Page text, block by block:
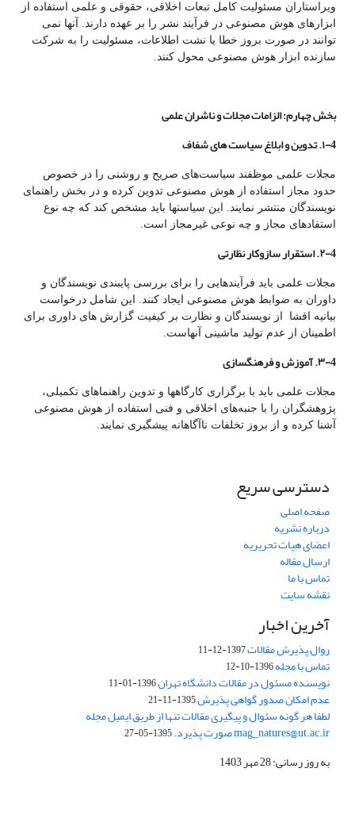
ویراستاران مسئولیت کامل تبعات اخلاقی، حقوقی و علمی استفاده از
ابزارهای هوش مصنوعی در فرآیند نشر را بر عهده دارند. آنها نمی
توانند در صورت بروز خطا یا نشت اطلاعات، مسئولیت را به شرکت
سازنده ابزار هوش مصنوعی محول کنند.
بخش چهارم: الزامات مجلات و ناشران علمی
4-١. تدوین و ابلاغ سیاست
های شفاف
مجلات علمی موظفند سیاست‌های صریح و روشنی را در خصوص
حدود مجاز استفاده از هوش مصنوعی تدوین کرده و در بخش راهنمای
نویسندگان منتشر نمایند. این سیاستها باید مشخص کند که چه نوع
استفادهای مجاز و چه نوعی غیرمجاز است.
4-٢. استقرار سازوکار نظارتی
مجلات علمی باید فرآیندهایی را برای بررسی پایبندی نویسندگان و
داوران به ضوابط هوش مصنوعی ایجاد کنند. این شامل درخواست
بیانیه افشا از نویسندگان و نظارت بر کیفیت گزارش های داوری برای
اطمینان از عدم تولید ماشینی آنهاست.
4-٣. آموزش و فرهنگسازی
مجلات علمی باید با برگزاری کارگاهها و تدوین راهنماهای تکمیلی،
پژوهشگران را با جنبه‌های اخلاقی و فنی استفاده از هوش مصنوعی
آشنا کرده و از بروز تخلفات ناآگاهانه پیشگیری نمایند.
دسترسی سریع
صفحه اصلی
درباره نشریه
اعضای هیات تحریریه
ارسال مقاله
تماس با ما
نقشه سایت
آخرین اخبار
روال پذیرش مقالات1397-12-11
تماس با مجله1396-10-12
نویسنده مسئول در مقالات دانشگاه تهران1396-01-11
عدم امکان صدور گواهی پذیرش1395-11-21
لطفا هر گونه سئوال و پیگیری مقالات تنها از طریق ایمیل مجله
mag_natures@ut.ac.ir صورت پذیرد. 1395-05-27
به روز رسانی: 28 مهر 1403